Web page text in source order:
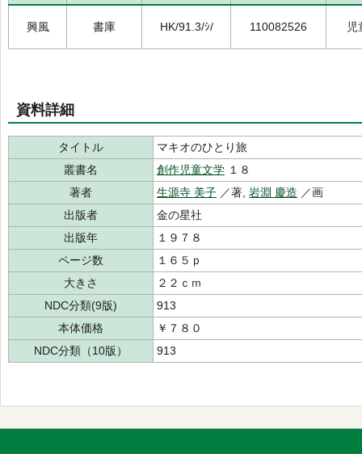
興風 書庫 HK/91.3/ｼ/ 110082526 児
資料詳細
タイトル
マキオのひとり旅
叢書名
創作児童文学 １８
著者
生源寺 美子 ／著, 岩淵 慶造 ／画
出版者
金の星社
出版年
１９７８
ページ数
１６５ｐ
大きさ
２２ｃｍ
NDC分類(9版)
913
本体価格
￥７８０
NDC分類（10版）
913